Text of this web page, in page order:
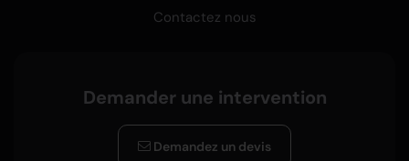
Contactez nous
Demander une intervention
Demandez un devis